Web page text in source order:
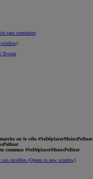
sans contrainte
window)
Toyota
ou le vélo #SeDéplacerMoinsPolluer
commun #SeDéplacerMoinsPolluer
nos modèles (Opens in new window)